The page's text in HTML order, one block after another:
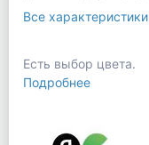
Все характеристики
Есть выбор цвета.
Подробнее